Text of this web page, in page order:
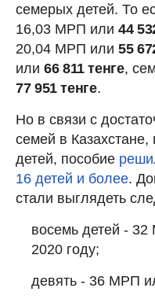
семерых детей. То
16,03 МРП или 44
20,04 МРП или 55
или 66 811 тенге,
77 951 тенге.
Но в связи с
семей в Казахстане,
детей, пособие
16 детей и более.
стали выглядеть
восемь детей -
2020 году;
девять - 36 МРП